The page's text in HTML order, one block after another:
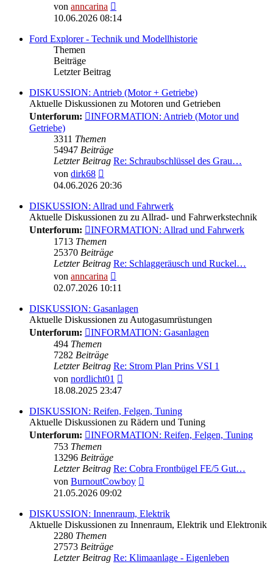
von anncarina
Beitrag
10.06.2026 08:14
Ford Explorer - Technik und Modellhistorie
Themen
Beiträge
Letzter Beitrag
DISKUSSION: Antrieb (Motor + Getriebe)
Aktuelle Diskussionen zu Motoren und Getrieben
Unterforum:
INFORMATION: Antrieb (Motor und
Getriebe)
3311 Themen
54947 Beiträge
Letzter Beitrag Re: Schraubschlüssel des Grau…
von dirk68
Beitrag
04.06.2026 20:36
DISKUSSION: Allrad und Fahrwerk
Aktuelle Diskussionen zu zu Allrad- und Fahrwerkstechnik
Unterforum:
INFORMATION: Allrad und Fahrwerk
1713 Themen
25370 Beiträge
Letzter Beitrag Re: Schlaggeräusch und Ruckel…
von anncarina
Beitrag
02.07.2026 10:11
DISKUSSION: Gasanlagen
Aktuelle Diskussionen zu Autogasumrüstungen
Unterforum:
INFORMATION: Gasanlagen
494 Themen
7282 Beiträge
Letzter Beitrag Re: Strom Plan Prins VSI 1
von nordlicht01
18.08.2025 23:47
DISKUSSION: Reifen, Felgen, Tuning
Aktuelle Diskussionen zu Rädern und Tuning
Unterforum:
INFORMATION: Reifen, Felgen, Tuning
753 Themen
13296 Beiträge
Letzter Beitrag Re: Cobra Frontbügel FE/5 Gut…
von BurnoutCowboy
21.05.2026 09:02
DISKUSSION: Innenraum, Elektrik
Aktuelle Diskussionen zu Innenraum, Elektrik und Elektronik
2280 Themen
27573 Beiträge
Letzter Beitrag Re: Klimaanlage - Eigenleben